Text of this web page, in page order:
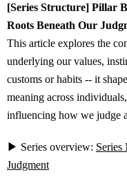
[Series Structure] Pillar
Roots Beneath Our
This article explores the
underlying our values,
customs or habits -- it
meaning across
influencing how we judge
▶ Series overview:
Judgment